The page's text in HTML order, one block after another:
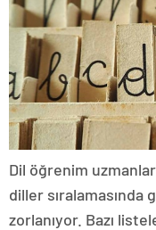
Dil öğrenim
diller
zorlanıyor. Bazı